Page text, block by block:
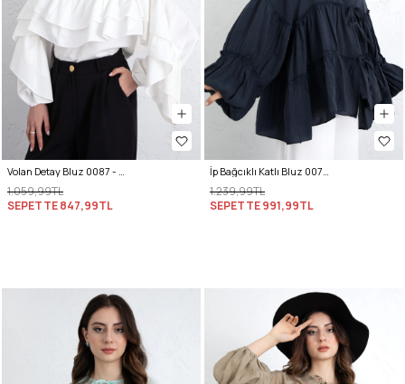
Volan Detay Bluz 0087 - BEYAZ
1.059,99TL
SEPETTE847,99TL
İp Bağcıklı Katlı Bluz 0073 - LACİVERT
1.239,99TL
SEPETTE991,99TL